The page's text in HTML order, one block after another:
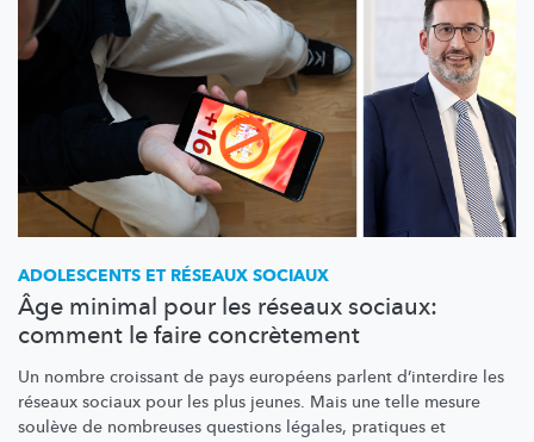
ADOLESCENTS ET RÉSEAUX SOCIAUX
Âge minimal pour les réseaux sociaux:
comment le faire concrètement
Un nombre croissant de pays européens parlent d’interdire les
réseaux sociaux pour les plus jeunes. Mais une telle mesure
soulève de nombreuses questions légales, pratiques et